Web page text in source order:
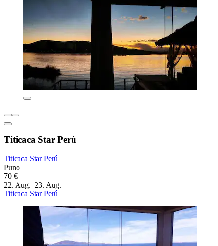
Titicaca Star Perú
Titicaca Star Perú
Puno
70 €
22. Aug.–23. Aug.
Titicaca Star Perú